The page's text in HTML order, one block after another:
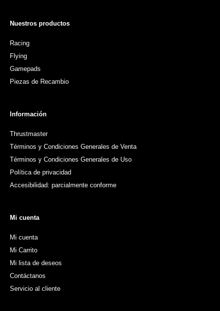
Nuestros productos
Racing
Flying
Gamepads
Piezas de Recambio
Información
Thrustmaster
Términos y Condiciones Generales de Venta
Términos y Condiciones Generales de Uso
Política de privacidad
Accesibilidad: parcialmente conforme
Mi cuenta
Mi cuenta
Mi Carrito
Mi lista de deseos
Contáctanos
Servicio al cliente